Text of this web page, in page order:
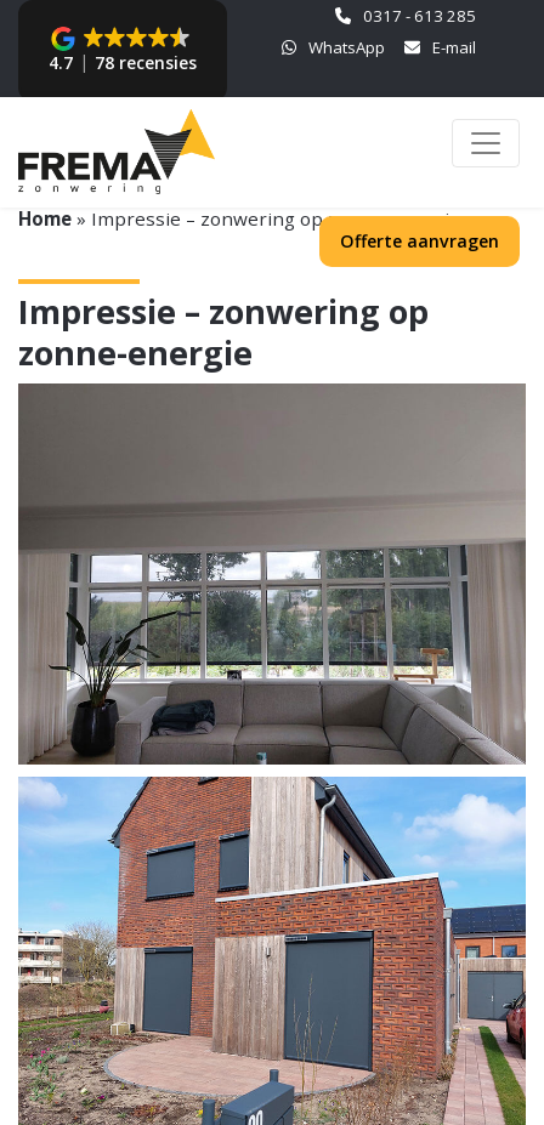
4.7 78 recensies
0317 - 613 285
WhatsApp
E-mail
Offerte aanvragen
Home » Impressie – zonwering op zonne-energie
Impressie – zonwering op
zonne-energie